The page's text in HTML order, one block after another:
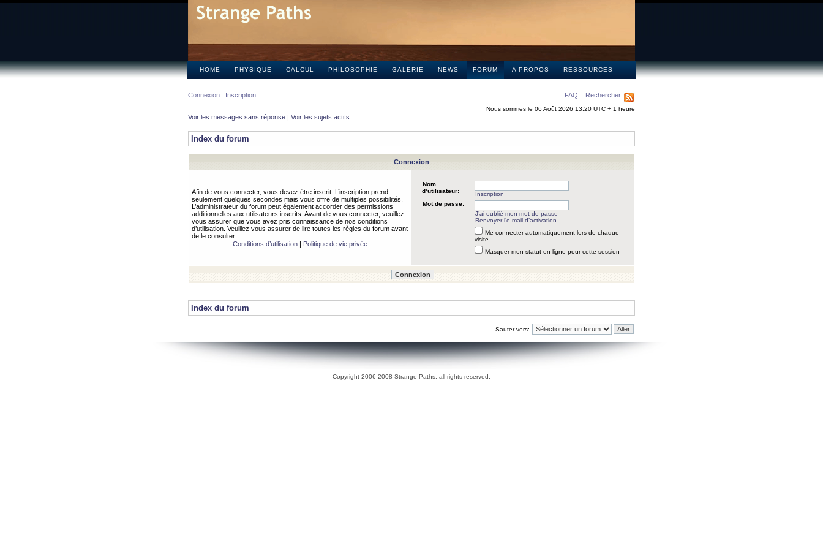
HOME PHYSIQUE CALCUL PHILOSOPHIE GALERIE NEWS FORUM A PROPOS RESSOURCES
FAQ Rechercher
Connexion Inscription
Nous sommes le 06 Août 2026 13:20 UTC + 1 heure
Voir les messages sans réponse | Voir les sujets actifs
Index du forum
Connexion
Afin de vous connecter, vous devez être inscrit. L’inscription prend
seulement quelques secondes mais vous offre de multiples possibilités.
L’administrateur du forum peut également accorder des permissions
additionnelles aux utilisateurs inscrits. Avant de vous connecter, veuillez
vous assurer que vous avez pris connaissance de nos conditions
d’utilisation. Veuillez vous assurer de lire toutes les règles du forum avant
de le consulter.
Conditions d’utilisation| Politique de vie privée
Nom
d’utilisateur:
Inscription
Mot de passe:
J’ai oublié mon mot de passe
Renvoyer l’e-mail d’activation
Me connecter automatiquement lors de chaque
visite
Masquer mon statut en ligne pour cette session
Index du forum
Sauter vers:
Copyright 2006-2008 Strange Paths, all rights reserved.